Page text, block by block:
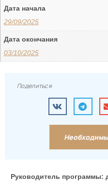
Дата начала
29/09/2025
Дата окончания
03/10/2025
Поделиться
Руководитель программы: